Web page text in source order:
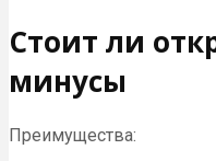
Стоит ли
минусы
Преимущества: